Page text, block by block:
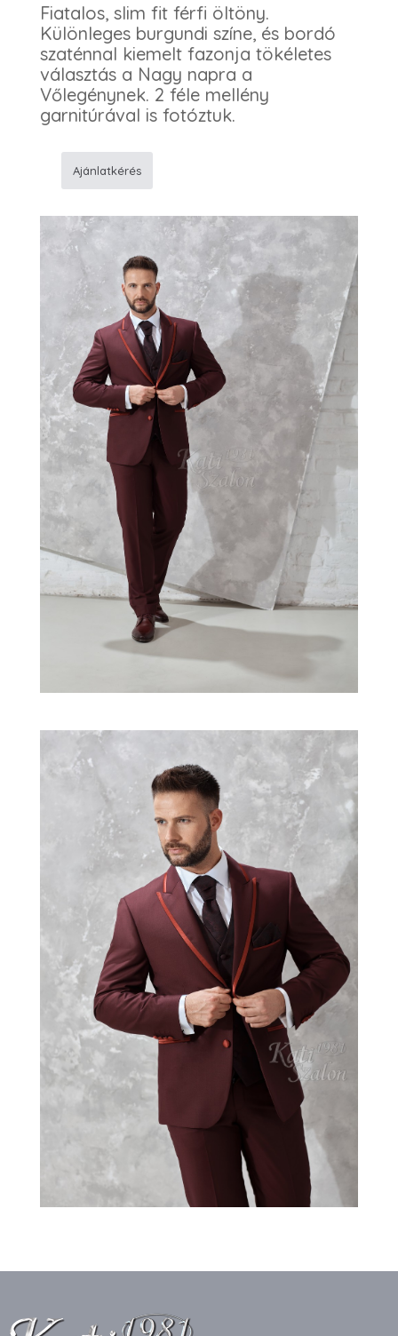
Fiatalos, slim fit férfi öltöny.
Különleges burgundi színe, és bordó
szaténnal kiemelt fazonja tökéletes
választás a Nagy napra a
Vőlegénynek. 2 féle mellény
garnitúrával is fotóztuk.
öltöny
mennyiség
Ajánlatkérés